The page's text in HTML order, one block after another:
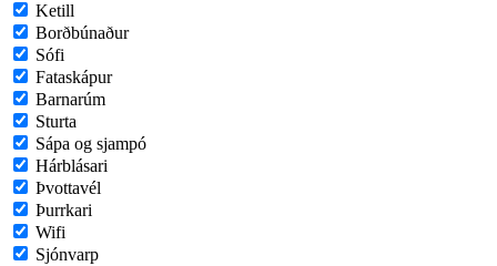
Ketill
Borðbúnaður
Sófi
Fataskápur
Barnarúm
Sturta
Sápa og sjampó
Hárblásari
Þvottavél
Þurrkari
Wifi
Sjónvarp